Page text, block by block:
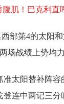
肌！巴克利直
部第4的太阳
场战绩上势均力
太阳替补阵
登连中两记三